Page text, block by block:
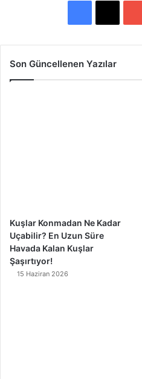
c
Son Güncellenen Yazılar
Kuşlar Konmadan Ne Kadar
Uçabilir? En Uzun Süre
Havada Kalan Kuşlar
Şaşırtıyor!
15 Haziran 2026